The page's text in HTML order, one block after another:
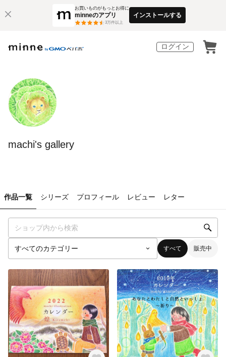
お買いものがもっとお得に
minneのアプリ
3万件以上
インストールする
ログイン
machi's gallery
作品一覧 シリーズ プロフィール レビュー レター
すべて 販売中